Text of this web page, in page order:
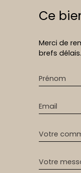
Ce
Merci de
brefs délais.
Prénom
Email
Votre
Votre